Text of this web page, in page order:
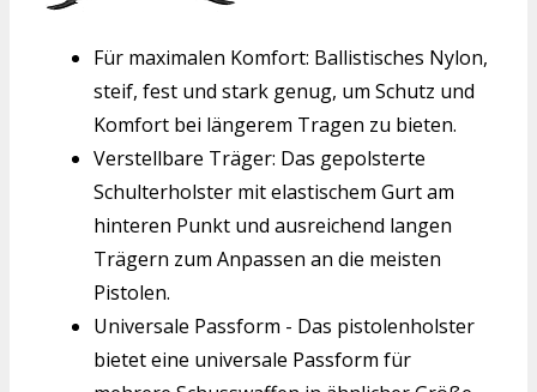
Für maximalen Komfort: Ballistisches Nylon,
steif, fest und stark genug, um Schutz und
Komfort bei längerem Tragen zu bieten.
Verstellbare Träger: Das gepolsterte
Schulterholster mit elastischem Gurt am
hinteren Punkt und ausreichend langen
Trägern zum Anpassen an die meisten
Pistolen.
Universale Passform - Das pistolenholster
bietet eine universale Passform für